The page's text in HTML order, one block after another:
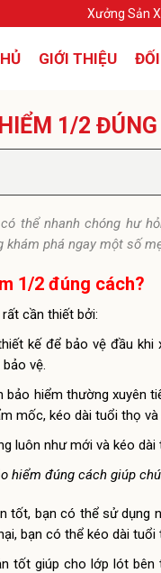
Xưởng Sản
GIỚI THIỆU
1/2
thể nhanh chóng hư
phá ngay một số
1/2 đúng cách?
cần thiết bởi:
kế để bảo vệ đầu
vệ.
bảo hiểm thường xuyên
mốc, kéo dài tuổi thọ
hiểm đúng cách giúp
tốt, bạn có thể sử dụng
bạn có thể kéo dài
tốt giúp cho lớp lót